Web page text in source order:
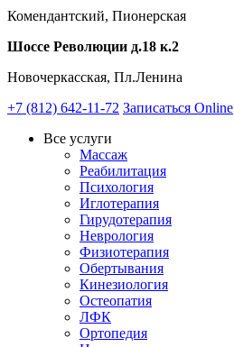
Комендантский, Пионерская
Шоссе Революции д.18 к.2
Новочеркасская, Пл.Ленина
+7 (812) 642-11-72 Записаться Online
Все услуги
Массаж
Реабилитация
Психология
Иглотерапия
Гирудотерапия
Неврология
Физиотерапия
Обертывания
Кинезиология
Остеопатия
ЛФК
Ортопедия